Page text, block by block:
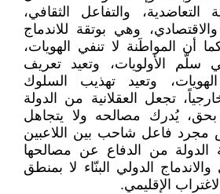
التعاضدية، والتفاعل الثقافي،
وهي بوتقة للاندماج
أن المواطَنة لا تنفي الهويات،
سلّم الأولويات، وتعيد تعريف
وتعيد تهذيب السلوك
تجعل العقلانية من الدولة
بحق، يُدرك مصالحه ولا يتجاهل
مجرد فاعل شاحب بين اللاعبين
الدولة من الدفاع عن مصالحها
الدولي البنّاء لا بمنطق
الإقليمي.